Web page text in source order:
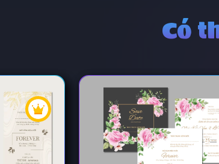
Có